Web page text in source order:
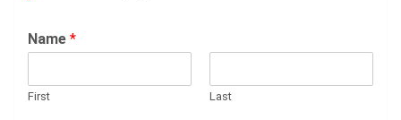
Name *
First Last